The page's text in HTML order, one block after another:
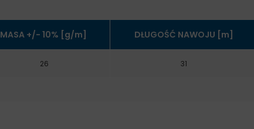
MASA +/- 10% [g/m] DŁUGOŚĆ NAWOJU [m]
26 31